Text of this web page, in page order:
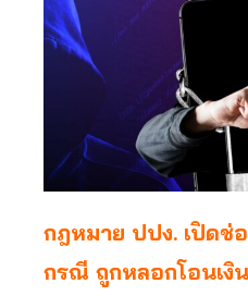
กฎหมาย ปปง. เปิดช่
กรณี ถูกหลอกโอนเงิ